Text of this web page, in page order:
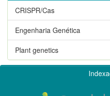
CRISPR/Cas
Engenharia Genética
Plant genetics